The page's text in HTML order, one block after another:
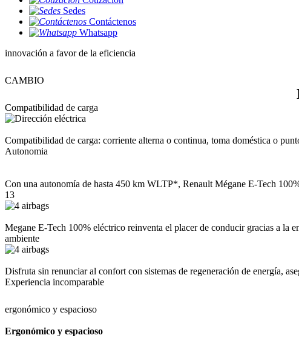
Sedes
Contáctenos
Whatsapp
innovación a favor de la eficiencia
CAMBIO
Compatibilidad de carga
Compatibilidad de carga: corriente alterna o continua, toma doméstica o
Autonomia
Con una autonomía de hasta 450 km WLTP*, Renault Mégane E-Tech
13
Megane E-Tech 100% eléctrico reinventa el placer de conducir gracias a la
ambiente
Disfruta sin renunciar al confort con sistemas de regeneración de energía,
Experiencia incomparable
ergonómico y espacioso
Ergonómico y espacioso